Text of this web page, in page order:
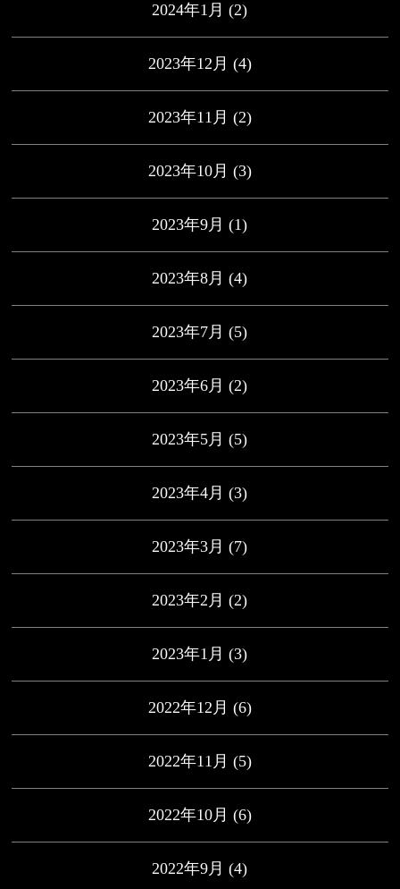
2024年1月 (2)
2023年12月 (4)
2023年11月 (2)
2023年10月 (3)
2023年9月 (1)
2023年8月 (4)
2023年7月 (5)
2023年6月 (2)
2023年5月 (5)
2023年4月 (3)
2023年3月 (7)
2023年2月 (2)
2023年1月 (3)
2022年12月 (6)
2022年11月 (5)
2022年10月 (6)
2022年9月 (4)